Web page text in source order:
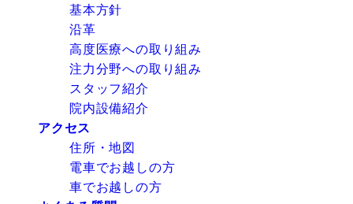
基本方針
沿革
高度医療への取り組み
注力分野への取り組み
スタッフ紹介
院内設備紹介
アクセス
住所・地図
電車でお越しの方
車でお越しの方